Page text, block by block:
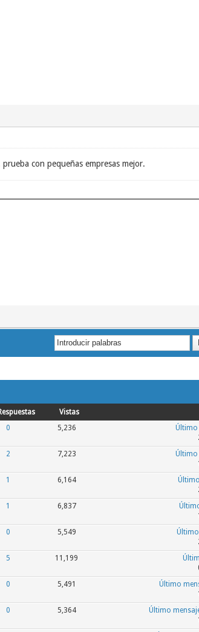
con pequeñas empresas mejor.
Vistas
0 5,236 Último
2 7,223 Último
1 6,164
1 6,837
0 5,549
5 11,199
0 5,491 Último
0 5,364 Último